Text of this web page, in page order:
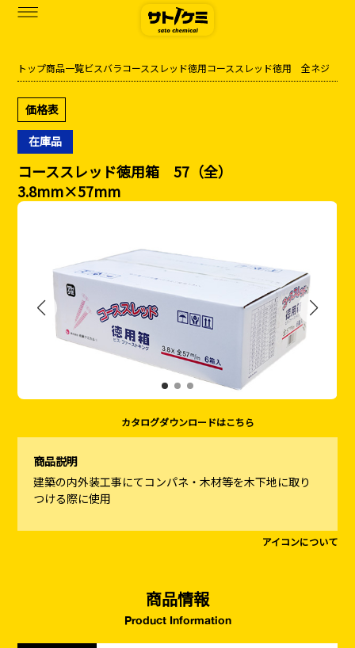
サトケミって？
お知らせ
お問い合わせ
アクセス
トップ商品一覧ビスバラコーススレッド徳用コーススレッド徳用 全ネジ
価格表
在庫品
コーススレッド徳用箱 57（全）
3.8mm×57mm
カタログダウンロードはこちら
商品説明
建築の内外装工事にてコンパネ・木材等を木下地に取り
つける際に使用
アイコンについて
商品情報
Product Information